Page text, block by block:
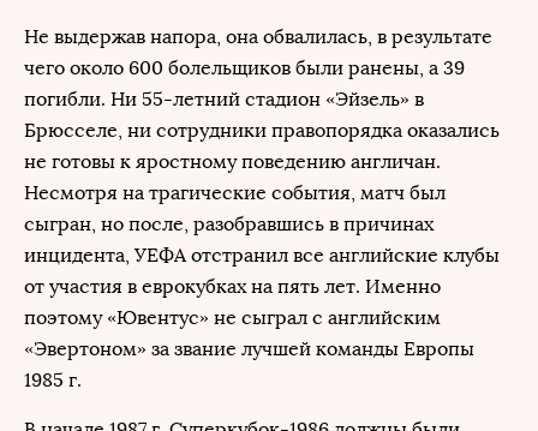
Не выдержав напора, она обвалилась, в результате
чего около 600 болельщиков были ранены, а 39
погибли. Ни 55-летний стадион «Эйзель» в
Брюсселе, ни сотрудники правопорядка оказались
не готовы к яростному поведению англичан.
Несмотря на трагические события, матч был
сыгран, но после, разобравшись в причинах
инцидента, УЕФА отстранил все английские клубы
от участия в еврокубках на пять лет. Именно
поэтому «Ювентус» не сыграл с английским
«Эвертоном» за звание лучшей команды Европы
1985 г.